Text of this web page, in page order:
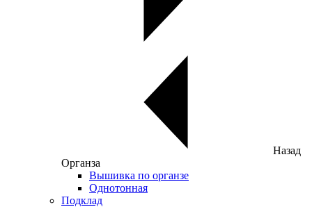
Назад
Органза
Вышивка по органзе
Однотонная
Подклад